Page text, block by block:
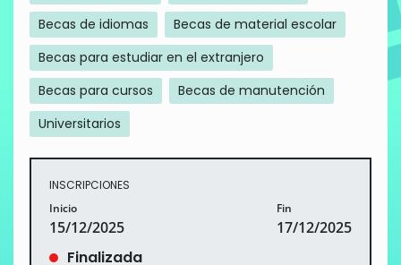
Becas de idiomas
Becas de material escolar
Becas para estudiar en el extranjero
Becas para cursos
Becas de manutención
Universitarios
INSCRIPCIONES
Inicio
15/12/2025
Fin
17/12/2025
Finalizada